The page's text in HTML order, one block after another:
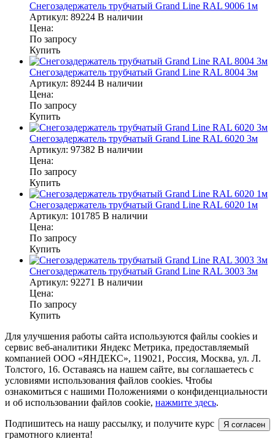
Снегозадержатель трубчатый Grand Line RAL 9006 1м
Артикул: 89224 В наличии
Цена:
По запросу
Купить
Снегозадержатель трубчатый Grand Line RAL 8004 3м
Артикул: 89244 В наличии
Цена:
По запросу
Купить
Снегозадержатель трубчатый Grand Line RAL 6020 3м
Артикул: 97382 В наличии
Цена:
По запросу
Купить
Снегозадержатель трубчатый Grand Line RAL 6020 1м
Артикул: 101785 В наличии
Цена:
По запросу
Купить
Снегозадержатель трубчатый Grand Line RAL 3003 3м
Артикул: 92271 В наличии
Цена:
По запросу
Купить
Для улучшения работы сайта используются файлы cookies и
сервис веб-аналитики Яндекс Метрика, предоставляемый
компанией ООО «ЯНДЕКС», 119021, Россия, Москва, ул. Л.
Толстого, 16. Оставаясь на нашем сайте, вы соглашаетесь с
условиями использования файлов cookies. Чтобы
ознакомиться с нашими Положениями о конфиденциальности
и об использовании файлов cookie, нажмите здесь.
Я согласен
Подпишитесь на нашу рассылку, и получите курс
грамотного клиента!